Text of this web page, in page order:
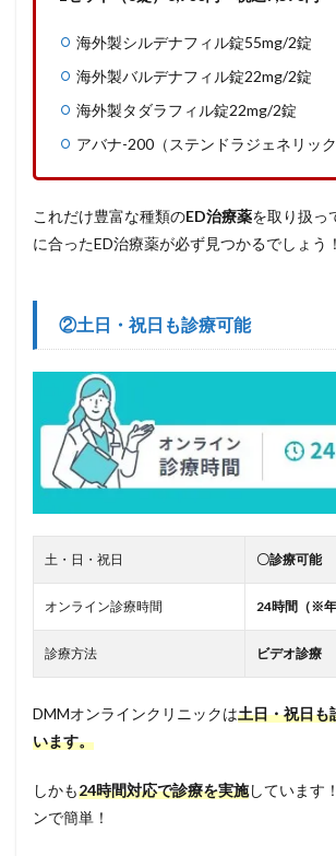
海外製シルデナフィル錠55mg/2錠
海外製バルデナフィル錠22mg/2錠
海外製タダラフィル錠22mg/2錠
アバナ-200（ステンドラジェネリッ
これだけ豊富な種類のED治療薬を取り扱っ
に合ったED治療薬が必ず見つかるでしょう！
②土日・祝日も診療可能
土・日・祝日 〇診療可能
オンライン診療時間 24時間（※年
診療方法 ビデオ診療
DMMオンラインクリニックは土日・祝日も
います。
しかも24時間対応で診療を実施しています
ンで簡単！